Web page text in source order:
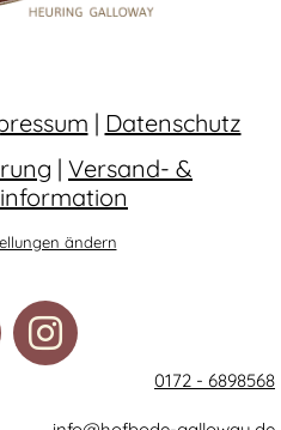
| Datenschutz
| Versand- &
ändern
0172 - 6898568